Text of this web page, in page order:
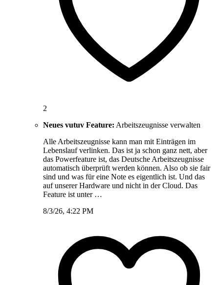
2
Neues vutuv Feature: Arbeitszeugnisse verwalten
Alle Arbeitszeugnisse kann man mit Einträgen im
Lebenslauf verlinken. Das ist ja schon ganz nett, aber
das Powerfeature ist, das Deutsche Arbeitszeugnisse
automatisch überprüft werden können. Also ob sie fair
sind und was für eine Note es eigentlich ist. Und das
auf unserer Hardware und nicht in der Cloud. Das
Feature ist unter …
8/3/26, 4:22 PM